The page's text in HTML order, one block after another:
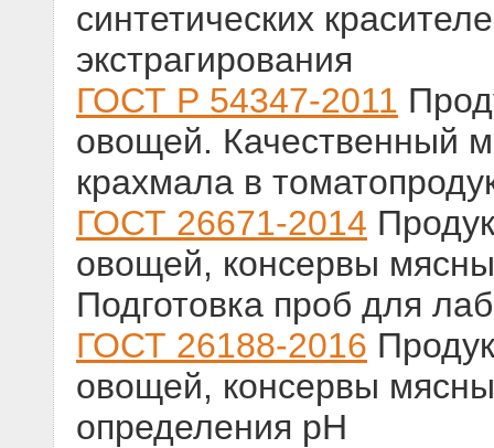
синтетических
экстрагирования
ГОСТ Р 54347-2011
овощей. Качественный
крахмала в
ГОСТ 26671-2014
овощей, консервы
Подготовка проб для
ГОСТ 26188-2016
овощей, консервы
определения рН